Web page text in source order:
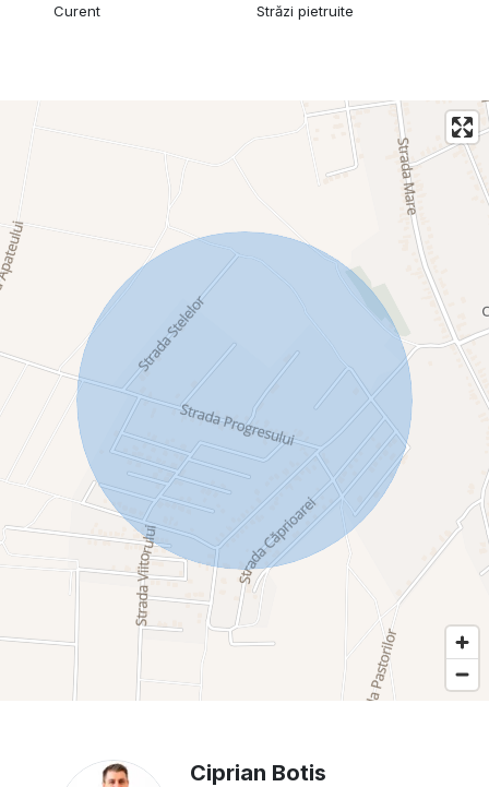
Curent Străzi pietruite
Ciprian Botis